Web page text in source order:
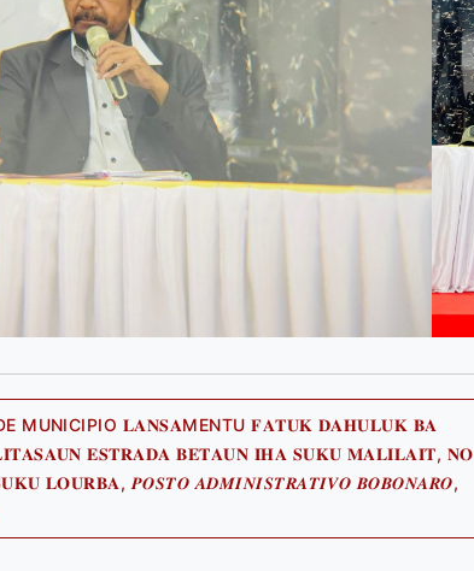
Previous
MUNICIPIO 𝐋𝐀𝐍𝐒𝐀MENTU 𝐅𝐀𝐓𝐔𝐊 𝐃𝐀𝐇𝐔𝐋𝐔𝐊 𝐁𝐀
𝐄𝐒𝐓𝐑𝐀𝐃𝐀 𝐁𝐄𝐓𝐀𝐔𝐍 𝐈𝐇𝐀 𝐒𝐔𝐊𝐔 𝐌𝐀𝐋𝐈𝐋𝐀𝐈𝐓, 𝐍𝐎
𝐋𝐎𝐔𝐑𝐁𝐀, 𝑷𝑶𝑺𝑻𝑶 𝑨𝑫𝑴𝑰𝑵𝑰𝑺𝑻𝑹𝑨𝑻𝑰𝑽𝑶 𝑩𝑶𝑩𝑶𝑵𝑨𝑹𝑶,